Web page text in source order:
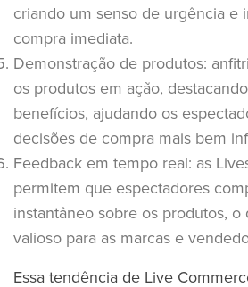
criando um senso de urgência e
compra imediata.
Demonstração de produtos:
os produtos em ação,
benefícios, ajudando os
decisões de compra mais bem
Feedback em tempo real: as
permitem que espectadores
instantâneo sobre os produtos, o
valioso para as marcas e
Essa tendência de Live